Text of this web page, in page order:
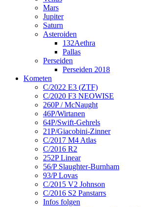
Mars
Jupiter
Saturn
Asteroiden
132Aethra
Pallas
Perseiden
Perseiden 2018
Kometen
C/2022 E3 (ZTF)
C/2020 F3 NEOWISE
260P / McNaught
46P/Wirtanen
64P/Swift-Gehrels
21P/Giacobini-Zinner
C/2017 M4 Atlas
C/2016 R2
252P Linear
56/P Slaughter-Burnham
93/P Lovas
C/2015 V2 Johnson
C/2016 S2 Panstarrs
Infos folgen